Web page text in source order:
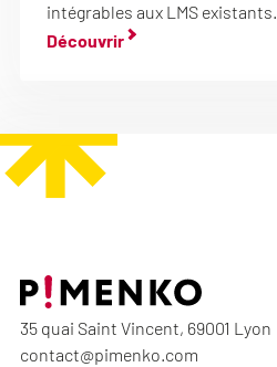
intégrables aux LMS existants.
Découvrir
35 quai Saint Vincent, 69001 Lyon
contact@pimenko.com